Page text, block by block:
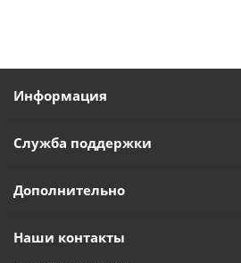
Информация
Служба поддержки
Дополнительно
Наши контакты